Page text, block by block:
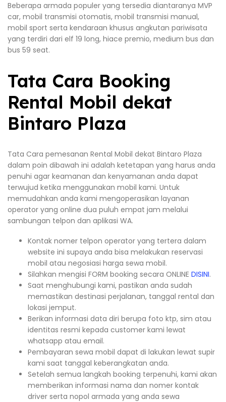
Beberapa armada populer yang tersedia diantaranya MVP
car, mobil transmisi otomatis, mobil transmisi manual,
mobil sport serta kendaraan khusus angkutan pariwisata
yang terdiri dari elf 19 long, hiace premio, medium bus dan
bus 59 seat.
Tata Cara Booking
Rental Mobil dekat
Bintaro Plaza
Tata Cara pemesanan Rental Mobil dekat Bintaro Plaza
dalam poin dibawah ini adalah ketetapan yang harus anda
penuhi agar keamanan dan kenyamanan anda dapat
terwujud ketika menggunakan mobil kami. Untuk
memudahkan anda kami mengoperasikan layanan
operator yang online dua puluh empat jam melalui
sambungan telpon dan aplikasi WA.
Kontak nomer telpon operator yang tertera dalam
website ini supaya anda bisa melakukan reservasi
mobil atau negosiasi harga sewa mobil.
Silahkan mengisi FORM booking secara ONLINE DISINI.
Saat menghubungi kami, pastikan anda sudah
memastikan destinasi perjalanan, tanggal rental dan
lokasi jemput.
Berikan informasi data diri berupa foto ktp, sim atau
identitas resmi kepada customer kami lewat
whatsapp atau email.
Pembayaran sewa mobil dapat di lakukan lewat supir
kami saat tanggal keberangkatan anda.
Setelah semua langkah booking terpenuhi, kami akan
memberikan informasi nama dan nomer kontak
driver serta nopol armada yang anda sewa